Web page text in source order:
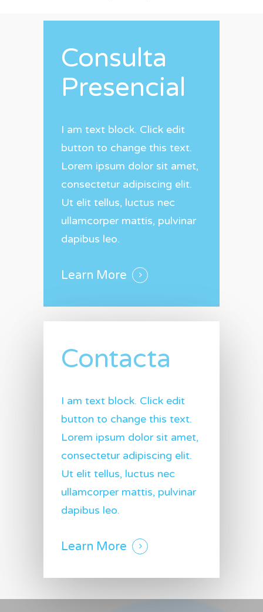
Consulta
Presencial
I am text block. Click edit
button to change this text.
Lorem ipsum dolor sit amet,
consectetur adipiscing elit.
Ut elit tellus, luctus nec
ullamcorper mattis, pulvinar
dapibus leo.
Learn More
Contacta
I am text block. Click edit
button to change this text.
Lorem ipsum dolor sit amet,
consectetur adipiscing elit.
Ut elit tellus, luctus nec
ullamcorper mattis, pulvinar
dapibus leo.
Learn More